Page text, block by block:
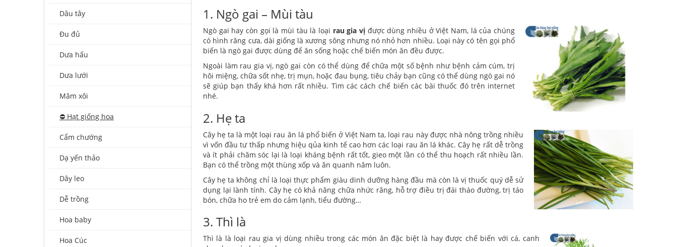
1. Ngò gai – Mùi tàu
Ngò gai hay còn gọi là mùi tàu là loại rau gia vịđược dùng nhiều ở Việt Nam, lá của chúng
có hình răng cưa, dài giống là xương sông nhưng nó nhỏ hơn nhiều. Loại này có tên gọi phổ
biến là ngò gai được dùng để ăn sống hoặc chế biến món ăn đều được.
Ngoài làm rau gia vị, ngò gai còn có thể dùng để chữa một số bệnh như bệnh cảm cúm, trị
hôi miệng, chữa sốt nhẹ, trị mụn, hoặc đau bụng, tiêu chảy bạn cũng có thể dùng ngò gai nó
sẽ giúp bạn thấy khá hơn rất nhiều. Tìm các cách chế biến các bài thuốc đó trên internet
nhé.
2. Hẹ ta
Cây hẹ ta là một loại rau ăn lá phổ biến ở Việt Nam ta, loại rau này được nhà nông trồng nhiều
vì vốn đầu tư thấp nhưng hiệu qủa kinh tế cao hơn các loại rau ăn lá khác. Cây hẹ rất dễ trồng
và ít phải chăm sóc lại là loại kháng bệnh rất tốt, gieo một lần có thể thu hoạch rất nhiều lần.
Bạn có thể trồng một thùng xốp và ăn quanh năm luôn.
Cây hẹ ta không chỉ là loại thực phẩm giàu dinh dưỡng hàng đầu mà còn là vị thuốc quý dễ sử
dụng lại lành tính. Cây hẹ có khả năng chữa nhức răng, hỗ trợ điều trị đái tháo đường, trị táo
bón, chữa ho trẻ em do cảm lạnh, tiểu đường…
3. Thì là
Thì là là loại rau gia vị dùng nhiều trong các món ăn đặc biệt là hay được chế biến với cá, canh
Dâu tây
Đu đủ
Dưa hấu
Dưa lưới
Mâm xôi
⛔️ Hạt giống hoa
Cẩm chướng
Dạ yến thảo
Dây leo
Dễ trồng
Hoa baby
Hoa Cúc